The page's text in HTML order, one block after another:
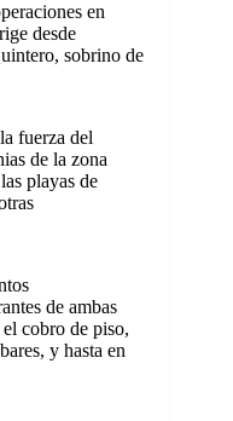
en
desde
sobrino de
fuerza del
de la zona
playas de
de ambas
cobro de piso,
y hasta en